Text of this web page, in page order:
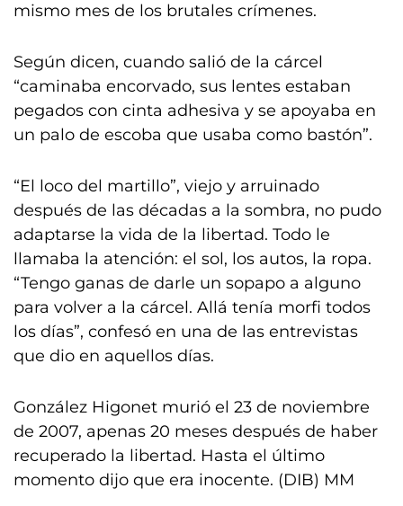
mismo mes de los brutales crímenes.
Según dicen, cuando salió de la cárcel
“caminaba encorvado, sus lentes estaban
pegados con cinta adhesiva y se apoyaba en
un palo de escoba que usaba como bastón”.
“El loco del martillo”, viejo y arruinado
después de las décadas a la sombra, no pudo
adaptarse la vida de la libertad. Todo le
llamaba la atención: el sol, los autos, la ropa.
“Tengo ganas de darle un sopapo a alguno
para volver a la cárcel. Allá tenía morfi todos
los días”, confesó en una de las entrevistas
que dio en aquellos días.
González Higonet murió el 23 de noviembre
de 2007, apenas 20 meses después de haber
recuperado la libertad. Hasta el último
momento dijo que era inocente. (DIB) MM